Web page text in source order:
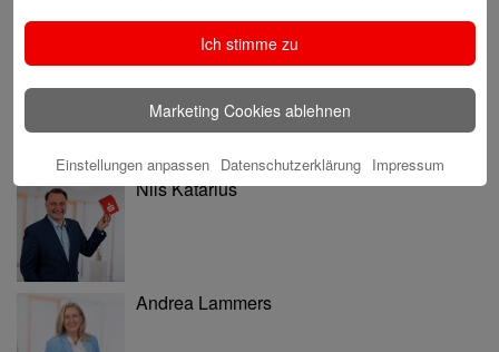
Ninia Käckenmester
Nils Katarius
Andrea Lammers
Ich stimme zu
Marketing Cookies ablehnen
Einstellungen anpassen Datenschutzerklärung Impressum